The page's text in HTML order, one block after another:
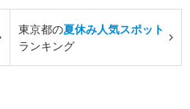
東京都の夏休み人気スポット
ランキング